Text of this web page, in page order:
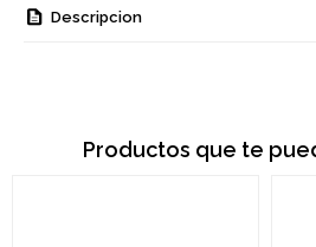
Descripcion
Productos que te